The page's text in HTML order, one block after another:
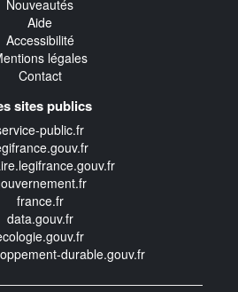
Nouveautés
Aide
Accessibilité
légales
Contact
sites publics
public.fr
france.fr
data.gouv.fr
durable.gouv.fr